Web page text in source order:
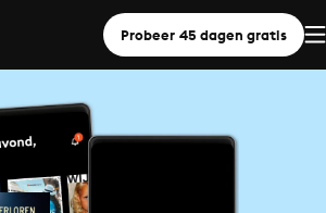
Probeer 45 dagen gratis